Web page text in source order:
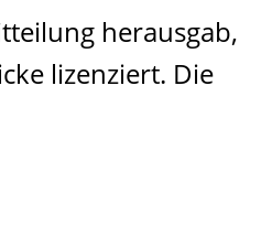
herausgab,
lizenziert. Die